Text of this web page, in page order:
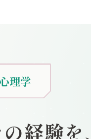
理学
経験を、